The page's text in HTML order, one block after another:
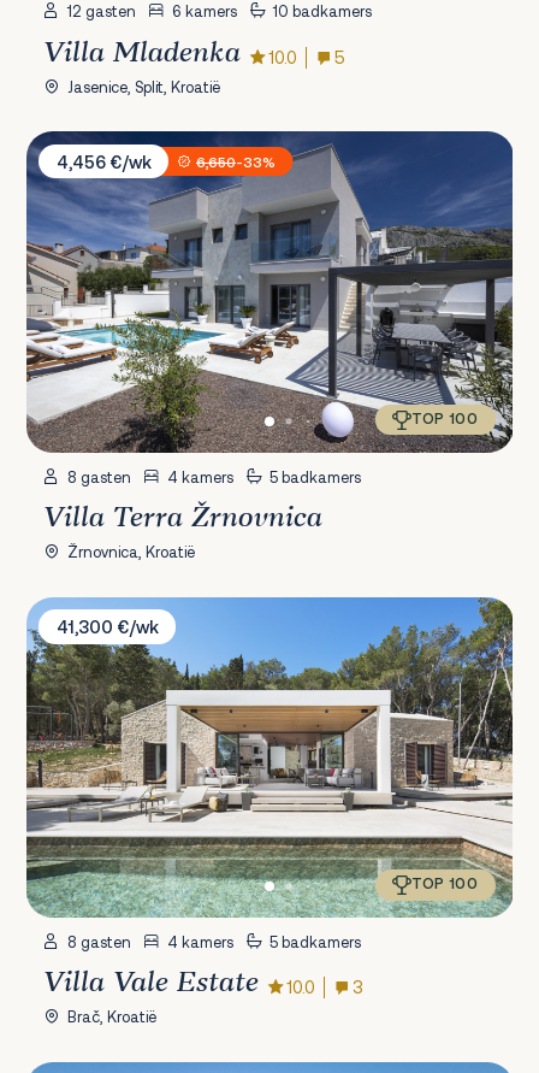
12 gasten 6 kamers 10 badkamers
Villa Mladenka 10.0 5
Jasenice, Split, Kroatië
Villa Terra Žrnovnica
4,456 €/wk
6,650-33%
TOP 100
8 gasten 4 kamers 5 badkamers
Villa Terra Žrnovnica
Žrnovnica, Kroatië
Villa Vale Estate
41,300 €/wk
TOP 100
8 gasten 4 kamers 5 badkamers
Villa Vale Estate 10.0 3
Brač, Kroatië